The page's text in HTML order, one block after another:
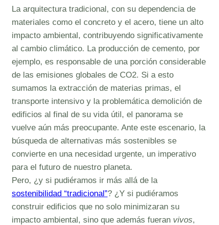
La arquitectura tradicional, con su dependencia de
materiales como el concreto y el acero, tiene un alto
impacto ambiental, contribuyendo significativamente
al cambio climático. La producción de cemento, por
ejemplo, es responsable de una porción considerable
de las emisiones globales de CO2. Si a esto
sumamos la extracción de materias primas, el
transporte intensivo y la problemática demolición de
edificios al final de su vida útil, el panorama se
vuelve aún más preocupante. Ante este escenario, la
búsqueda de alternativas más sostenibles se
convierte en una necesidad urgente, un imperativo
para el futuro de nuestro planeta.
Pero, ¿y si pudiéramos ir más allá de la
sostenibilidad “tradicional”? ¿Y si pudiéramos
construir edificios que no solo minimizaran su
impacto ambiental, sino que además fueran vivos,